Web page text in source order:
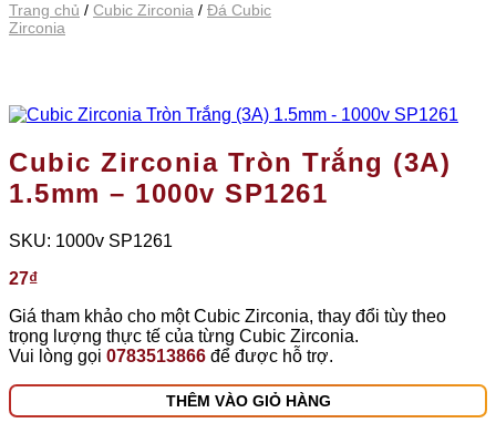
Trang chủ / Cubic Zirconia / Đá Cubic
Zirconia
Cubic Zirconia Tròn Trắng (3A)
1.5mm – 1000v SP1261
SKU: 1000v SP1261
27₫
Giá tham khảo cho một Cubic Zirconia, thay đổi tùy theo
trọng lượng thực tế của từng Cubic Zirconia.
Vui lòng gọi 0783513866 để được hỗ trợ.
THÊM VÀO GIỎ HÀNG